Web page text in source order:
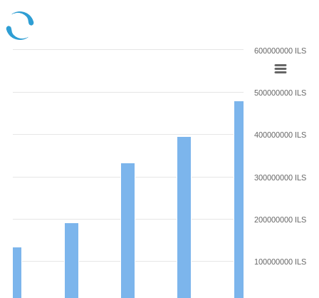
100000000 ILS
200000000 ILS
300000000 ILS
400000000 ILS
500000000 ILS
600000000 ILS